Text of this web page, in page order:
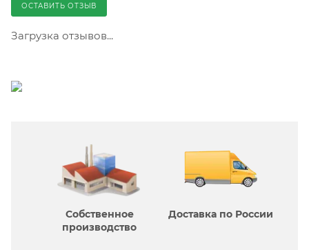
ОСТАВИТЬ ОТЗЫВ
Загрузка отзывов...
Собственное
производcтво
Доставка по России